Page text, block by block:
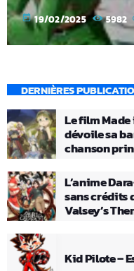
today 19/02/2025 5982
DERNIÈRES
Le film
dévoile sa
chanson
L’anime
sans crédits
Valsey’s
Kid Pilote –